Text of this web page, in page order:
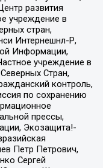
развития
учреждение в
стран,
Интернешнл-Р,
Информации,
учреждение в
Стран,
контроль,
по сохранению
прессы,
Экозащита!-
Петр Петрович,
Сергей